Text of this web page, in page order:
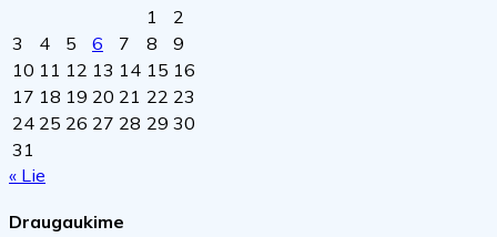
1
2
3
4 5 6 7 8
9
10 11 12 13 14 15 16
17 18 19 20 21 22 23
24 25 26 27 28 29 30
31
« Lie
Draugaukime